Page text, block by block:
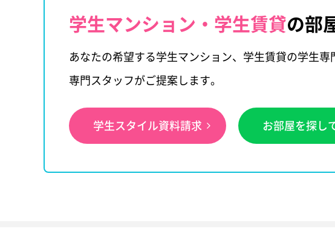
学生マンション・学生賃貸の部
あなたの希望する学生マンション、学生賃貸の学生専
専門スタッフがご提案します。
学生スタイル資料請求 お部屋を探し